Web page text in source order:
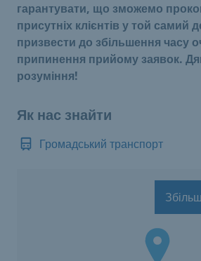
гарантувати, що зможемо
присутніх клієнтів у той самий
призвести до збільшення часу
припинення прийому заявок.
розуміння!
Як нас знайти
Громадський транспорт